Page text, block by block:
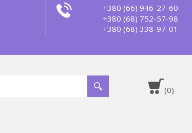
+380 (66) 946-27-60
+380 (68) 752-57-98
+380 (68) 338-97-01